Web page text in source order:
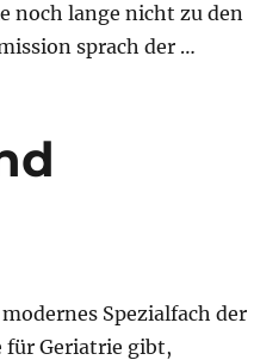
noch lange nicht zu den
sprach der …
Spezialfach der
für Geriatrie gibt,